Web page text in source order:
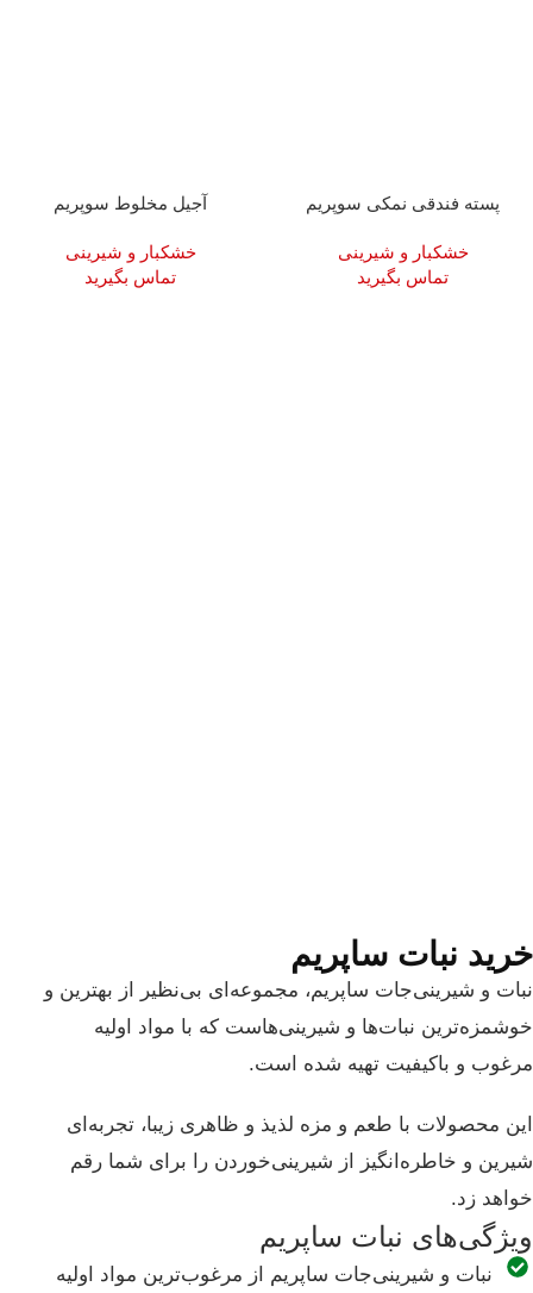
پسته فندقی نمکی سوپریم
خشکبار و شیرینی
تماس بگیرید
آجیل مخلوط سوپریم
خشکبار و شیرینی
تماس بگیرید
خرید نبات ساپریم
نبات و شیرینی‌جات ساپریم، مجموعه‌ای بی‌نظیر از بهترین و
خوشمزه‌ترین نبات‌ها و شیرینی‌هاست که با مواد اولیه
مرغوب و باکیفیت تهیه شده است.
این محصولات با طعم و مزه لذیذ و ظاهری زیبا، تجربه‌ای
شیرین و خاطره‌انگیز از شیرینی‌خوردن را برای شما رقم
خواهد زد.
ویژگی‌های نبات ساپریم
نبات و شیرینی‌جات ساپریم از مرغوب‌ترین مواد اولیه